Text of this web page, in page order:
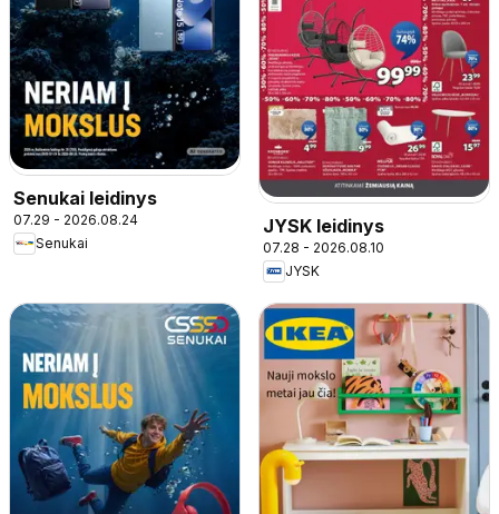
Senukai leidinys
07.29 - 2026.08.24
Senukai
JYSK leidinys
07.28 - 2026.08.10
JYSK